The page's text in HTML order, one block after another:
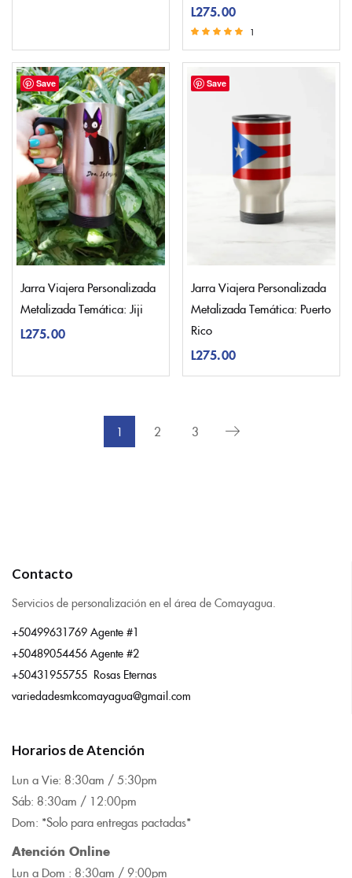
L275.00
1
Save
Jarra Viajera Personalizada
Metalizada Temática: Jiji
L275.00
Save
Jarra Viajera Personalizada
Metalizada Temática: Puerto
Rico
L275.00
1 2 3
Contacto
Servicios de personalización en el área de Comayagua.
+50499631769 Agente #1
+50489054456 Agente #2
+50431955755 Rosas Eternas
variedadesmkcomayagua@gmail.com
Horarios de Atención
Lun a Vie: 8:30am / 5:30pm
Sáb: 8:30am / 12:00pm
Dom: *Solo para entregas pactadas*
Atención Online
Lun a Dom : 8:30am / 9:00pm